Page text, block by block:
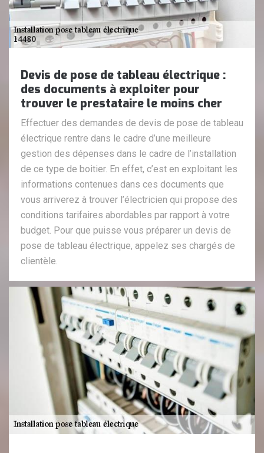
Devis de pose de tableau électrique :
des documents à exploiter pour
trouver le prestataire le moins cher
Effectuer des demandes de devis de pose de tableau
électrique rentre dans le cadre d’une meilleure
gestion des dépenses dans le cadre de l’installation
de ce type de boitier. En effet, c’est en exploitant les
informations contenues dans ces documents que
vous arriverez à trouver l’électricien qui propose des
conditions tarifaires abordables par rapport à votre
budget. Pour que puisse vous préparer un devis de
pose de tableau électrique, appelez ses chargés de
clientèle.